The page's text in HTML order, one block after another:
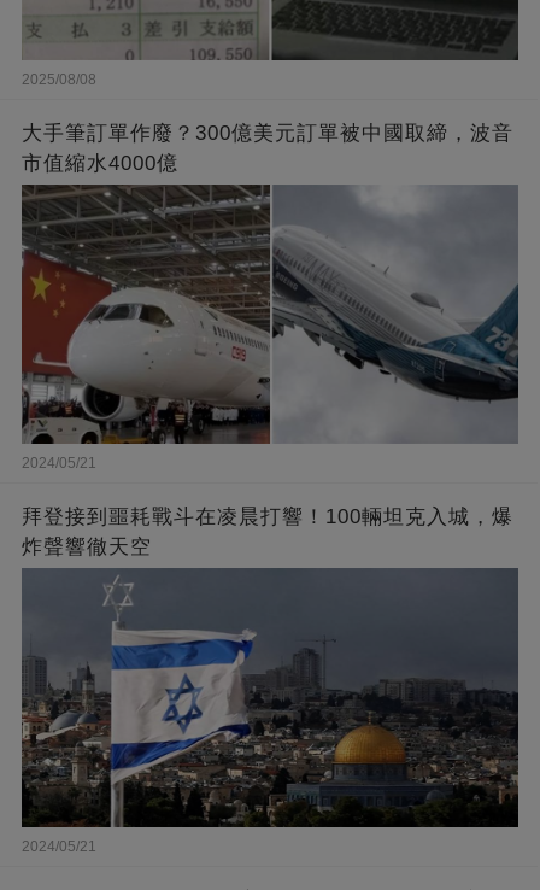
2025/08/08
大手筆訂單作廢？300億美元訂單被中國取締，波音
市值縮水4000億
2024/05/21
拜登接到噩耗戰斗在凌晨打響！100輛坦克入城，爆
炸聲響徹天空
2024/05/21